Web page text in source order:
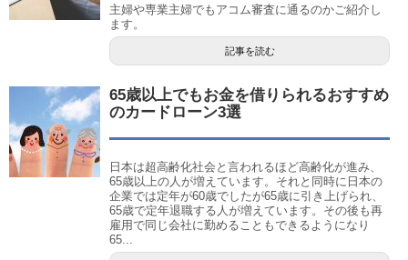
主婦や専業主婦でもアコム審査に通るのかご紹介し
ます。
記事を読む
65歳以上でもお金を借りられるおすすめ
のカードローン3選
日本は超高齢化社会と言われるほど高齢化が進み、
65歳以上の人が増えています。それと同時に日本の
企業では定年が60歳でしたが65歳に引き上げられ、
65歳で定年退職する人が増えています。その後も再
雇用で同じ会社に勤めることもできるようになり
65...